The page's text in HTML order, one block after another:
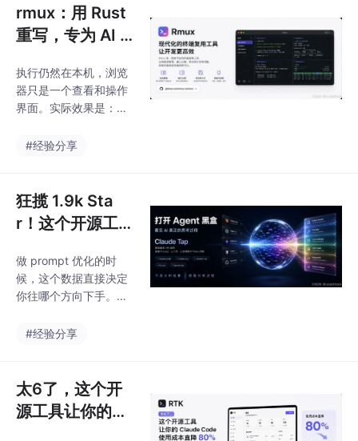
内容\x26quot;和\x26q
uot;渲染引擎\x26quot;
彻底解耦的 meta-layer
g agent，21 个许可清
晰的模板，Apache-2.
0。
rmux：用 Rust
重写，专为 AI A
的终端神器，它
开源了！
执行仍然在本机，浏览
器只是一个查看和操作
界面。实际效果是：你
端输出、拖动分割线、
一样，但不需要 VNC，
不需要 X11 forwardin
g。这不是一个新想
件事做完整的开源项目
——CLI、SDK、TUI 渲
染、浏览器分享，四个
n，设计上是一致的。你
#经验分享
狂揽 1.9k Sta
r！这个开源工具
你的Claude Co
de 每一次请求
了什么。
做 prompt 优化的时
候，这个数据直接决定
你往哪个方向下手。：
API 语义的调试代理，
只给你看原始 JSON，
claude-tap 知道哪部分
是 system prompt、哪
#经验分享
太6了，这个开
源工具让你的Cl